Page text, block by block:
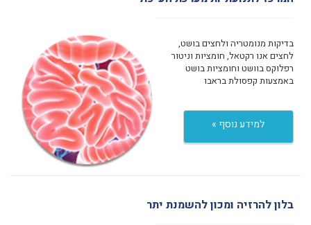
בדיקות מנומטריה ולחצים בושט,
לחצים אנו רקטאל, חומציות וניטור
רפלוקס בוושט וחומציות בושט
באמצעות קפסולת בראבו
למידע נוסף »
בלון להרזיה ומכון להשמנת יתר